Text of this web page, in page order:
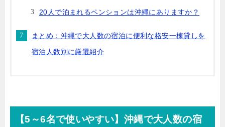
20人で泊まれるペンションは沖縄にありますか？
まとめ：沖縄で大人数の宿泊に便利な格安一棟貸しを
宿泊人数別に厳選紹介
【5～6名で使いやすい】沖縄で大人数の宿